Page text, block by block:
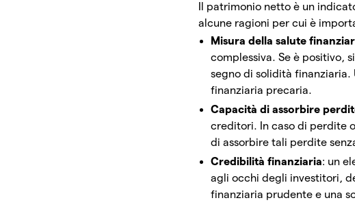
Il patrimonio netto è un
alcune ragioni per cui è
Misura della salute
complessiva. Se è positivo,
segno di solidità
finanziaria precaria.
Capacità di assorbire
creditori. In caso di perdite
di assorbire tali perdite
Credibilità finanziaria: un
agli occhi degli investitori,
finanziaria prudente e una